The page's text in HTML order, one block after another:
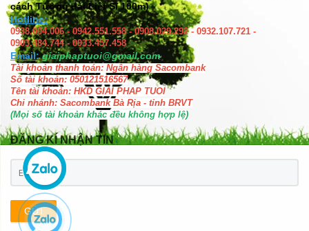
cách Tượng đài Liệt Sĩ 100m)
Hotline:
0938.004.006 - 0942.551.558 - 0908.029.292 - 0932.107.721 -
0903.484.744 - 0933.457.458
Email: giaiphaptuoi@gmail.com
Tài khoản thanh toán: Ngân hàng Sacombank
Số tài khoản: 050121516567
Tên tài khoản: HKD GIAI PHAP TUOI
Chi nhánh: Sacombank Bà Rịa - tỉnh BRVT
(Mọi số tài khoản khác đều không hợp lệ)
ĐĂNG KÍ NHẬN TIN
GỬI